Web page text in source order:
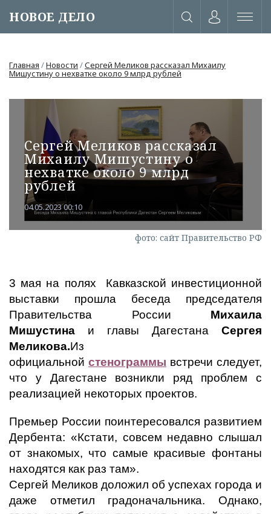
НОВОЕ ДЕЛО
или через соц. сети
Главная /Новости /Сергей Меликов рассказал Михаилу
Мишустину о нехватке около 9 млрд рублей
Сергей Меликов рассказал
Михаилу Мишустину о
нехватке около 9 млрд
рублей
04.05.2023 00:10
фото: сайт Правительство РФ
3 мая на полях Кавказской инвестиционной
выставки прошла беседа председателя
Правительства России Михаила
Мишустина и главы Дагестана Сергея
Меликова.Из
официальной стенограммы встречи следует,
что у Дагестане возникли ряд проблем с
реализацией некоторых проектов.
Премьер России поинтересовался развитием
Дербента: «Кстати, совсем недавно слышал
от знакомых, что самые красивые фонтаны
находятся как раз там».
Сергей Меликов доложил об успехах города и
даже отметил градоначальника. Однако,